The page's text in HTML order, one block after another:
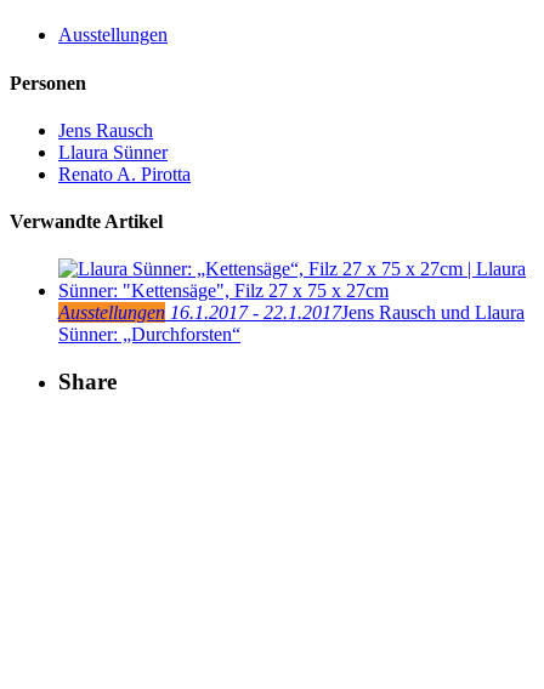
Ausstellungen
Personen
Jens Rausch
Llaura Sünner
Renato A. Pirotta
Verwandte Artikel
Ausstellungen 16.1.2017 - 22.1.2017Jens Rausch und Llaura
Sünner: „Durchforsten“
Share